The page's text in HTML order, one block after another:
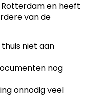
en heeft
van de
niet aan
nog
onnodig veel